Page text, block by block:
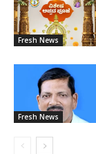
Fresh News
Fresh News